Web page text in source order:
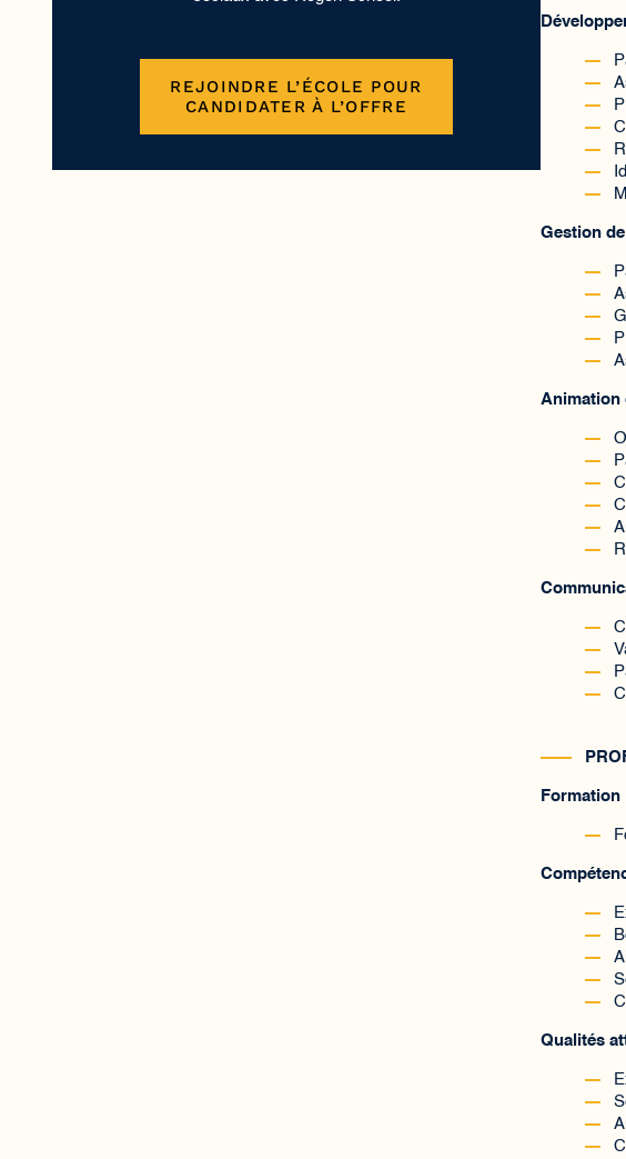
REJOINDRE L’ÉCOLE POUR
CANDIDATER À L’OFFRE
Gestion
Animation
Formation
Qualités